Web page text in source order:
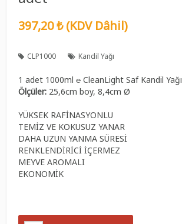
397,20 ₺ (KDV Dâhil)
CLP1000 Kandil Yağı
1 adet 1000ml ℮ CleanLight Saf Kandil Yağı
Ölçüler: 25,6cm boy, 8,4cmØ
YÜKSEK RAFİNASYONLU
TEMİZ VE KOKUSUZ YANAR
DAHA UZUN YANMA SÜRESİ
RENKLENDİRİCİ İÇERMEZ
MEYVE AROMALI
EKONOMİK